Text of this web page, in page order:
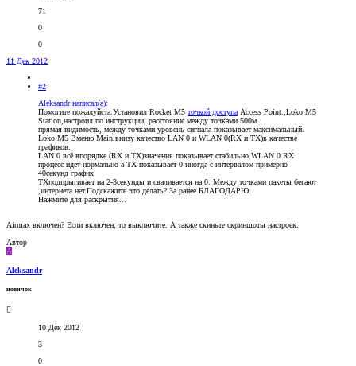
71
0
0
11 Дек 2012
#2
Aleksandr написал(а):
Помогите пожалуйста.Установил Rocket M5 точкой доступа Access Point.,Loko M5
Station,настроил по инструкции, расстояние между точками 500м.
прямая видимость, между точками уровень сигнала показывает максимальный.
Loko M5 Вменю Main.внизу качество LAN 0 и WLAN 0(RX и TX)в качестве
графиков.
LAN 0 всё впорядке (RX и TX)значения показывает стабильно,WLAN 0 RX
процесс идёт нормально а TX показывает 0 иногда с интервалом примерно
40секунд график
TXподпрыгивает на 2-3секунды и сваливается на 0. Между точками пакеты бегают
,интернета нет.Подскажите что делать? За ранее БЛАГОДАРЮ.
Нажмите для раскрытия...
Airmax включен? Если включен, то выключите. А также скиньте скриншоты настроек.
Автор
A
Aleksandr
новичок
10 Дек 2012
3
0